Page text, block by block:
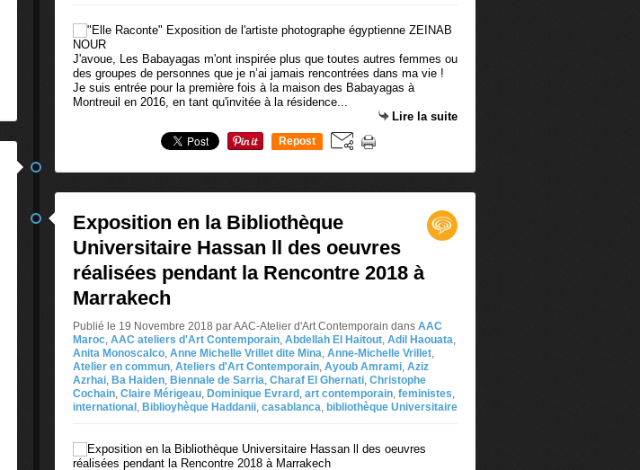
J'avoue, Les Babayagas m'ont inspirée plus que toutes autres femmes ou
des groupes de personnes que je n’ai jamais rencontrées dans ma vie !
Je suis entrée pour la première fois à la maison des Babayagas à
Montreuil en 2016, en tant qu'invitée à la résidence...
Lire la suite
Repost
Exposition en la Bibliothèque
Universitaire Hassan ll des oeuvres
réalisées pendant la Rencontre 2018 à
Marrakech
Publié le 19 Novembre 2018 par AAC-Atelier d'Art Contemporain dans AAC
Maroc, AAC ateliers d'Art Contemporain, Abdellah El Haitout, Adil Haouata,
Anita Monoscalco, Anne Michelle Vrillet dite Mina, Anne-Michelle Vrillet,
Atelier en commun, Ateliers d'Art Contemporain, Ayoub Amrami, Aziz
Azrhai, Ba Haiden, Biennale de Sarria, Charaf El Ghernati, Christophe
Cochain, Claire Mérigeau, Dominique Evrard , art contemporain, feministes,
international , Biblioyhèque Haddanii, casablanca, bibliothèque Universitaire